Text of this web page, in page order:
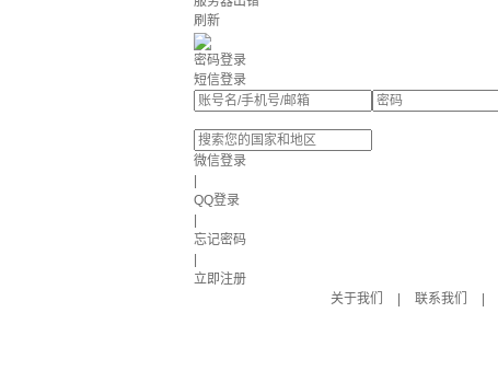
刷新
密码登录
短信登录
微信登录
QQ登录
忘记密码
立即注册
关于我们
联系我们